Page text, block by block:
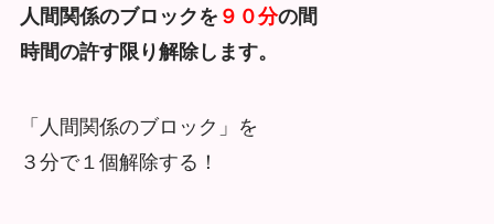
人間関係のブロックを ９０分の間
時間の許す限り解除します。
「人間関係のブロック」を
３分で１個解除する！